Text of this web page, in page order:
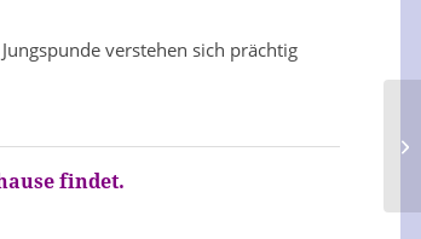
verstehen sich prächtig
findet.